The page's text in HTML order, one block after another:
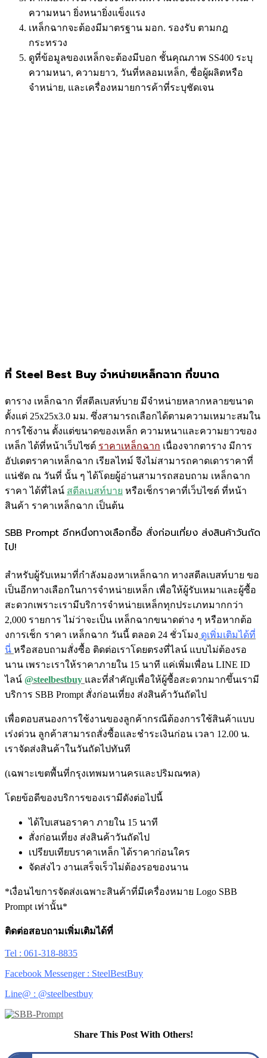
ความหนา ยิ่งหนายิ่งแข็งแรง
เหล็กฉากจะต้องมีมาตรฐาน มอก. รองรับ ตามกฎ
กระทรวง
ดูที่ข้อมูลของเหล็กจะต้องมีบอก ชั้นคุณภาพ SS400 ระบุ
ความหนา, ความยาว, วันที่หลอมเหล็ก, ชื่อผู้ผลิตหรือ
จำหน่าย, และเครื่องหมายการค้าที่ระบุชัดเจน
ที่ Steel Best Buy จำหน่ายเหล็กฉาก กี่ขนาด
ตาราง เหล็กฉาก ที่สตีลเบสท์บาย มีจำหน่ายหลากหลายขนาด
ตั้งแต่ 25x25x3.0 มม. ซึ่งสามารถเลือกได้ตามความเหมาะสมใน
การใช้งาน ตั้งแต่ขนาดของเหล็ก ความหนาและความยาวของ
เหล็ก ได้ที่หน้าเว็บไซต์ ราคาเหล็กฉาก เนื่องจากตาราง มีการ
อัปเดตราคาเหล็กฉาก เรียลไทม์ จึงไม่สามารถคาดเดาราคาที่
แน่ชัด ณ วันที่ นั้น ๆ ได้โดยผู้อ่านสามารถสอบถาม เหล็กฉาก
ราคา ได้ที่ไลน์ สตีลเบสท์บาย หรือเช็กราคาที่เว็บไซต์ ที่หน้า
สินค้า ราคาเหล็กฉาก เป็นต้น
SBB Prompt อีกหนึ่งทางเลือกซื้อ สั่งก่อนเที่ยง ส่งสินค้าวันถัด
ไป!
สำหรับผู้รับเหมาที่กำลังมองหาเหล็กฉาก ทางสตีลเบสท์บาย ขอ
เป็นอีกทางเลือกในการจำหน่ายเหล็ก เพื่อให้ผู้รับเหมาและผู้ซื้อ
สะดวกเพราะเรามีบริการจำหน่ายเหล็กทุกประเภทมากกว่า
2,000 รายการ ไม่ว่าจะเป็น เหล็กฉากขนาดต่าง ๆ หรือหากต้อ
งการเช็ก ราคา เหล็กฉาก วันนี้ ตลอด 24 ชั่วโมง ดูเพิ่มเติมได้ที่
นี่ หรือสอบถามสั่งซื้อ ติดต่อเราโดยตรงที่ไลน์ แบบไม่ต้องรอ
นาน เพราะเราให้ราคาภายใน 15 นาที แค่เพิ่มเพื่อน LINE ID
ไลน์ @steelbestbuy และที่สำคัญเพื่อให้ผู้ซื้อสะดวกมากขึ้นเรามี
บริการ SBB Prompt สั่งก่อนเที่ยง ส่งสินค้าวันถัดไป
เพื่อตอบสนองการใช้งานของลูกค้ากรณีต้องการใช้สินค้าแบบ
เร่งด่วน ลูกค้าสามารถสั่งซื้อและชำระเงินก่อน เวลา 12.00 น.
เราจัดส่งสินค้าในวันถัดไปทันที
(เฉพาะเขตพื้นที่กรุงเทพมหานครและปริมณฑล)
โดยข้อดีของบริการของเรามีดังต่อไปนี้
ได้ใบเสนอราคา ภายใน 15 นาที
สั่งก่อนเที่ยง ส่งสินค้าวันถัดไป
เปรียบเทียบราคาเหล็ก ได้ราคาก่อนใคร
จัดส่งไว งานเสร็จเร็วไม่ต้องรอของนาน
*เงื่อนไขการจัดส่งเฉพาะสินค้าที่มีเครื่องหมาย Logo SBB
Prompt เท่านั้น*
ติดต่อสอบถามเพิ่มเติมได้ที่
Tel : 061-318-8835
Facebook Messenger : SteelBestBuy
Line@ : @steelbestbuy
Share This Post With Others!